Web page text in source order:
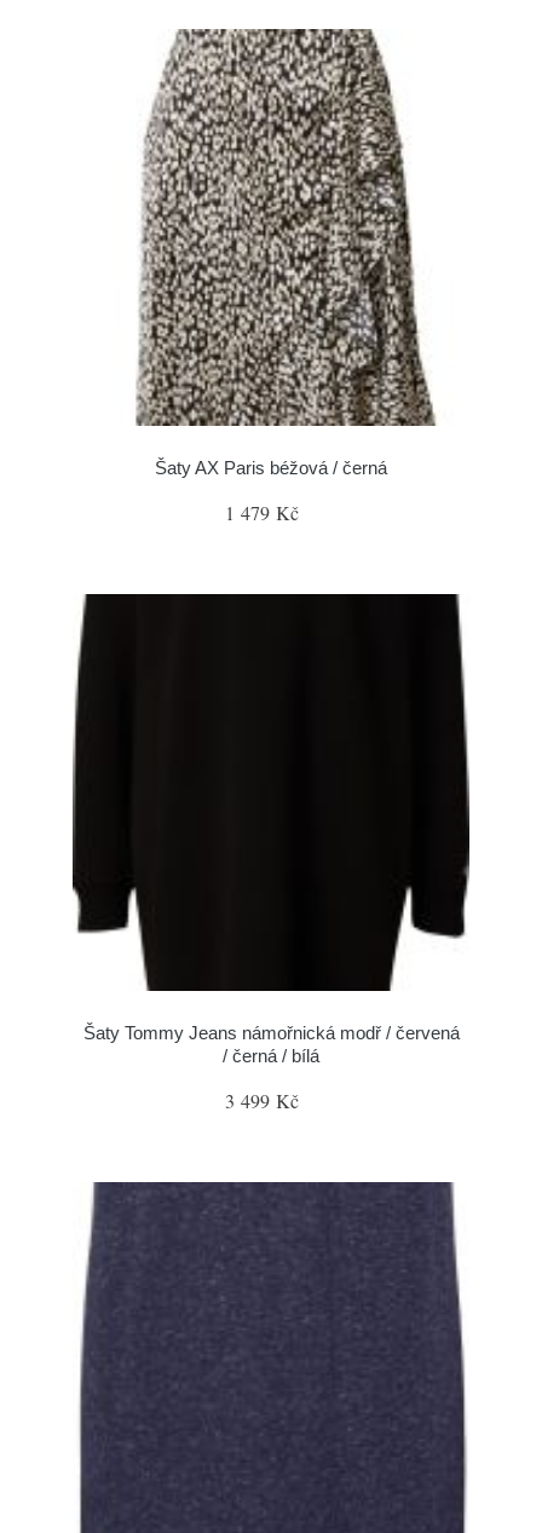
Šaty AX Paris béžová / černá
1 479 Kč
Šaty Tommy Jeans námořnická modř / červená
/ černá / bílá
3 499 Kč